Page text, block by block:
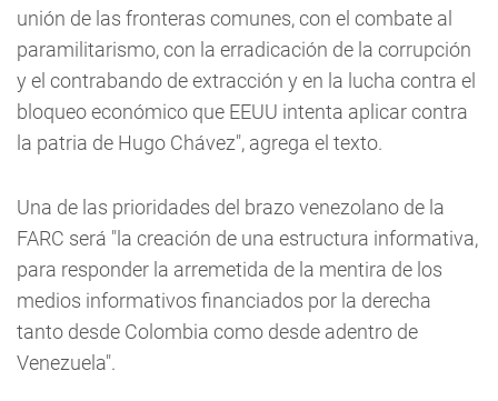
unión de las fronteras comunes, con el combate al
paramilitarismo, con la erradicación de la corrupción
y el contrabando de extracción y en la lucha contra el
bloqueo económico que EEUU intenta aplicar contra
la patria de Hugo Chávez", agrega el texto.
Una de las prioridades del brazo venezolano de la
FARC será "la creación de una estructura informativa,
para responder la arremetida de la mentira de los
medios informativos financiados por la derecha
tanto desde Colombia como desde adentro de
Venezuela".